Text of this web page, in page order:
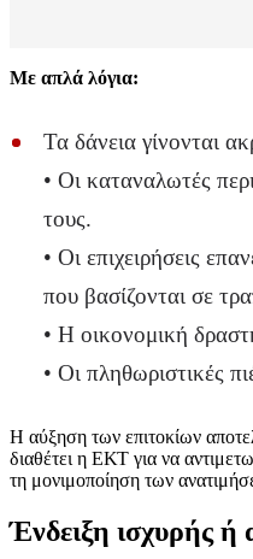
Με απλά λόγια:
Τα δάνεια γίνονται
• Οι καταναλωτές
τους.
• Οι επιχειρήσεις
που βασίζονται σε
• Η οικονομική
• Οι πληθωριστικές
Η αύξηση των επιτοκίων
διαθέτει η ΕΚΤ για να
τη μονιμοποίηση των
Ένδειξη ισχυρής ή